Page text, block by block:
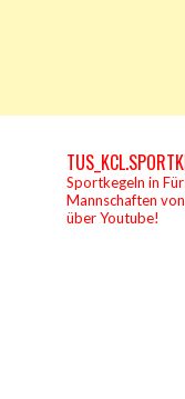
Sportkegeln in
Mannschaften
über Youtube!